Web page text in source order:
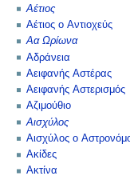
Αέτιος
Αέτιος ο Αντιοχεύς
Αα Ωρίωνα
Αδράνεια
Αειφανής Αστέρας
Αειφανής Αστερισμός
Αζιμούθιο
Αισχύλος
Αισχύλος ο
Ακίδες
Ακτίνα